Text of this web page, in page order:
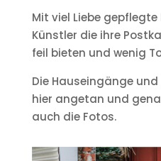
Mit viel Liebe
Künstler die ihre
feil bieten und wenig
Die Hauseingänge
hier angetan und
auch die Fotos.